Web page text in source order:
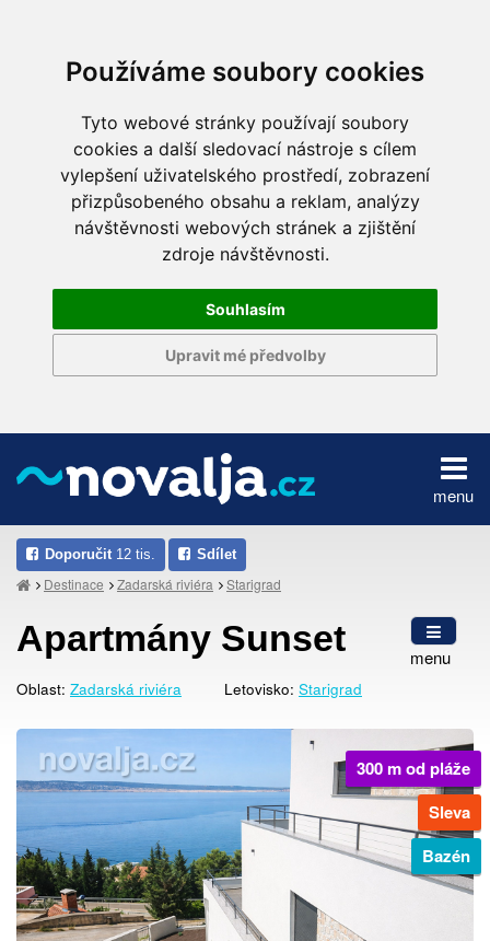
Používáme soubory cookies
Tyto webové stránky používají soubory
cookies a další sledovací nástroje s cílem
vylepšení uživatelského prostředí, zobrazení
přizpůsobeného obsahu a reklam, analýzy
návštěvnosti webových stránek a zjištění
zdroje návštěvnosti.
Souhlasím
Upravit mé předvolby
menu
Doporučit 12 tis. Sdílet
Destinace Zadarská riviéra Starigrad
menu
Apartmány Sunset
Oblast: Zadarská riviéra Letovisko: Starigrad
300 m od pláže
Sleva
Bazén